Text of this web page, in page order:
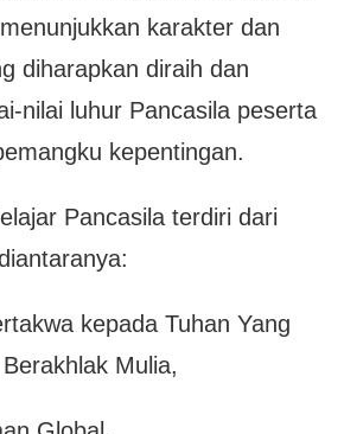
karakter dan
diharapkan diraih dan
nilai luhur Pancasila peserta
kepentingan.
Pancasila terdiri dari
kepada Tuhan Yang
Mulia,